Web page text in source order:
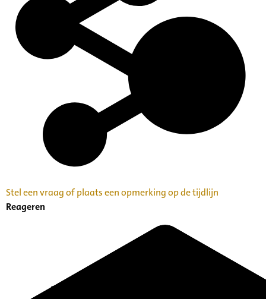
Stel een vraag of plaats een opmerking op de tijdlijn
Reageren